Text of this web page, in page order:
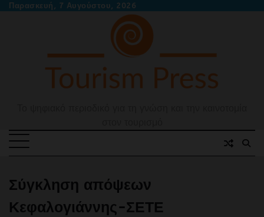
SkipΠαρασκευή, 7 Αυγούστου, 2026
Σύγκληση απόψεων
Κεφαλογιάννης-ΣΕΤΕ